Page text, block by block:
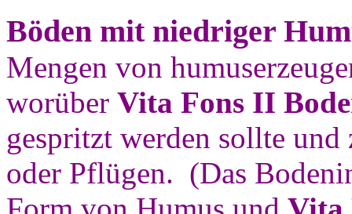
Böden mit niedriger
Mengen von
worüber Vita Fons II
gespritzt werden sollte
oder Pflügen. (Das